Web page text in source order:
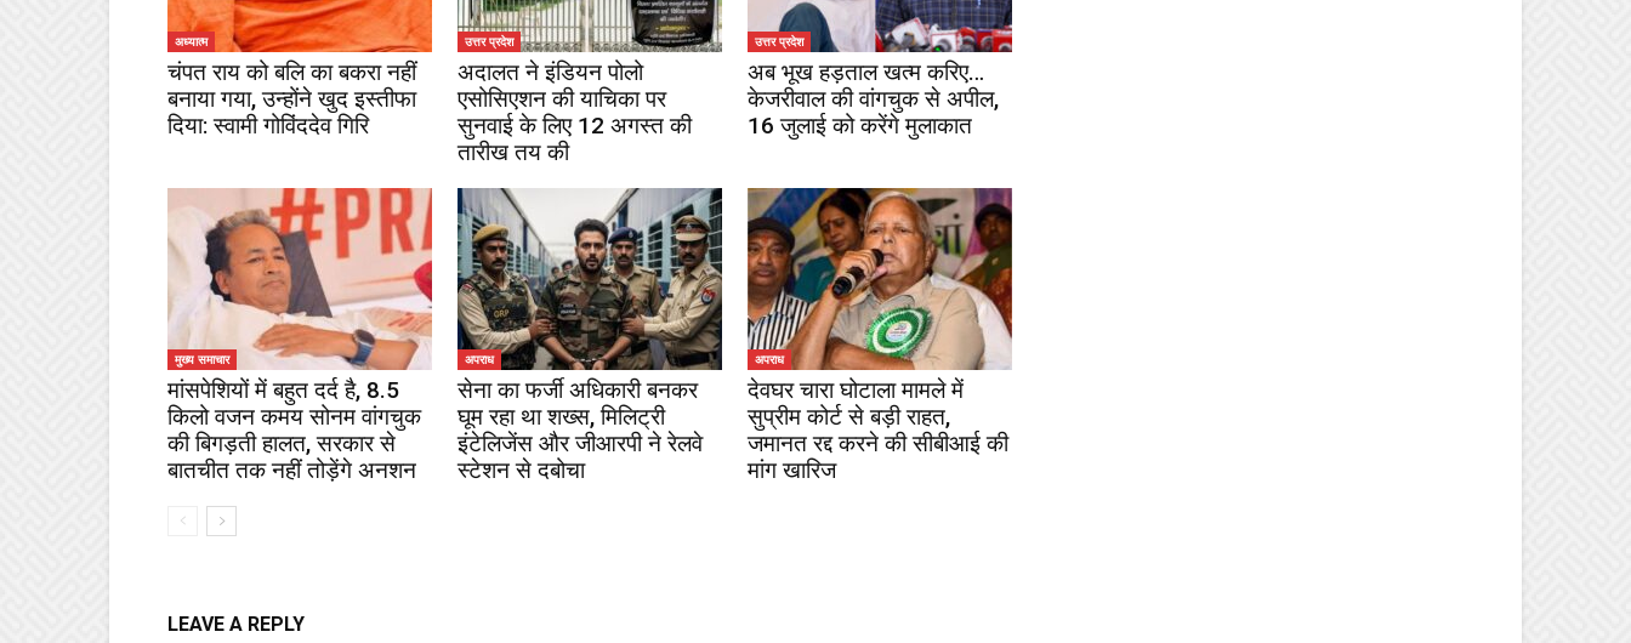
अध्यात्म
चंपत राय को बलि का बकरा नहीं
बनाया गया, उन्होंने खुद इस्तीफा
दिया: स्वामी गोविंददेव गिरि
उत्तर प्रदेश
अदालत ने इंडियन पोलो
एसोसिएशन की याचिका पर
सुनवाई के लिए 12 अगस्त की
तारीख तय की
उत्तर प्रदेश
अब भूख हड़ताल खत्म करिए…
केजरीवाल की वांगचुक से अपील,
16 जुलाई को करेंगे मुलाकात
मुख्य समाचार
मांसपेशियों में बहुत दर्द है, 8.5
किलो वजन कमय सोनम वांगचुक
की बिगड़ती हालत, सरकार से
बातचीत तक नहीं तोड़ेंगे अनशन
अपराध
सेना का फर्जी अधिकारी बनकर
घूम रहा था शख्स, मिलिट्री
इंटेलिजेंस और जीआरपी ने रेलवे
स्टेशन से दबोचा
अपराध
देवघर चारा घोटाला मामले में
सुप्रीम कोर्ट से बड़ी राहत,
जमानत रद्द करने की सीबीआई की
मांग खारिज
LEAVE A REPLY